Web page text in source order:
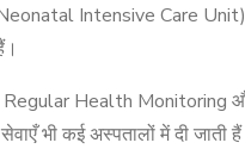
Intensive Care Unit)
Regular Health Monitoring
भी कई अस्पतालों में दी जाती